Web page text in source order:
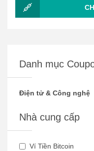
Danh mục
Điện tử & Công nghệ
Nhà cung cấp
Ví Tiền Bitcoin